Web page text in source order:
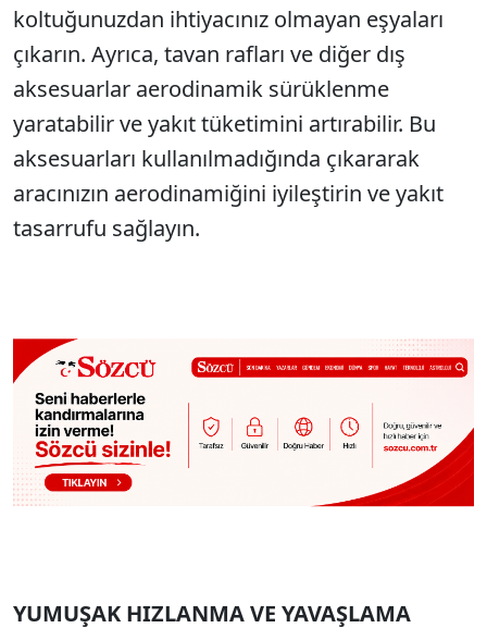
koltuğunuzdan ihtiyacınız olmayan eşyaları
çıkarın. Ayrıca, tavan rafları ve diğer dış
aksesuarlar aerodinamik sürüklenme
yaratabilir ve yakıt tüketimini artırabilir. Bu
aksesuarları kullanılmadığında çıkararak
aracınızın aerodinamiğini iyileştirin ve yakıt
tasarrufu sağlayın.
YUMUŞAK HIZLANMA VE YAVAŞLAMA